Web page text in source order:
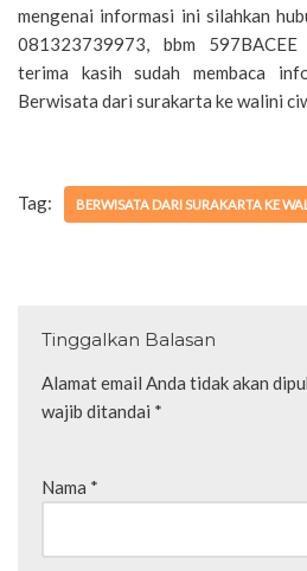
mengenai informasi ini silahkan
081323739973, bbm
terima kasih sudah membaca
Berwisata dari surakarta ke walini
Tag: BERWISATA DARI SURAKARTA KE
Tinggalkan Balasan
Alamat email Anda tidak akan
wajib ditandai *
Nama *